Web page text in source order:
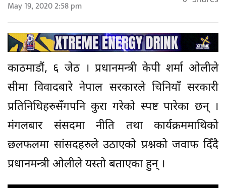
May 19, 2020 2:58 pm
काठमाडौं, ६ जेठ । प्रधानमन्त्री केपी शर्मा ओलीले
सीमा विवादबारे नेपाल सरकारले चिनियाँ सरकारी
प्रतिनिधिहरुसँगपनि कुरा गरेको स्पष्ट पारेका छन् ।
मंगलबार संसदमा नीति तथा कार्यक्रममाथिको
छलफलमा सांसदहरुले उठाएको प्रश्नको जवाफ दिँदै
प्रधानमन्त्री ओलीले यस्तो बताएका हुन् ।